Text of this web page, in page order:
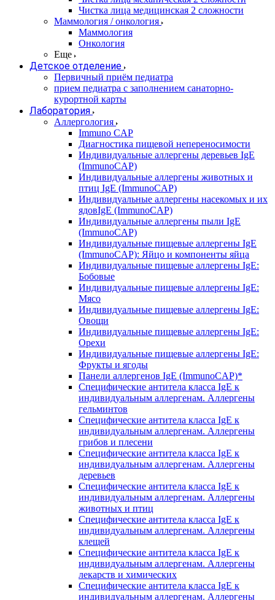
Чистка лица медицинская 2 сложности
Маммология / онкология
Маммология
Онкология
Еще
Детское отделение
Первичный приём педиатра
прием педиатра с заполнением санаторно-
курортной карты
Лаборатория
Аллергология
Immuno CAP
Диагностика пищевой непереносимости
Индивидуальные аллергены деревьев IgE
(ImmunoCAP)
Индивидуальные аллергены животных и
птиц IgE (ImmunoCAP)
Индивидуальные аллергены насекомых и их
ядовIgE (ImmunoCAP)
Индивидуальные аллергены пыли IgE
(ImmunoCAP)
Индивидуальные пищевые аллергены IgE
(ImmunoCAP): Яйцо и компоненты яйца
Индивидуальные пищевые аллергены IgE:
Бобовые
Индивидуальные пищевые аллергены IgE:
Мясо
Индивидуальные пищевые аллергены IgE:
Овощи
Индивидуальные пищевые аллергены IgE:
Орехи
Индивидуальные пищевые аллергены IgE:
Фрукты и ягоды
Панели аллергенов IgE (ImmunoCAP)*
Специфические антитела класса IgE к
индивидуальным аллергенам. Аллергены
гельминтов
Специфические антитела класса IgE к
индивидуальным аллергенам. Аллергены
грибов и плесени
Специфические антитела класса IgE к
индивидуальным аллергенам. Аллергены
деревьев
Специфические антитела класса IgE к
индивидуальным аллергенам. Аллергены
животных и птиц
Специфические антитела класса IgE к
индивидуальным аллергенам. Аллергены
клещей
Специфические антитела класса IgE к
индивидуальным аллергенам. Аллергены
лекарств и химических
Специфические антитела класса IgE к
индивидуальным аллергенам. Аллергены